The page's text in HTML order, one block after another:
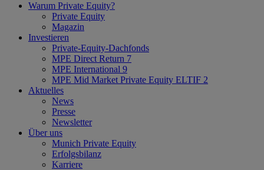
Warum Private Equity?
Private Equity
Magazin
Investieren
Private-Equity-Dachfonds
MPE Direct Return 7
MPE International 9
MPE Mid Market Private Equity ELTIF 2
Aktuelles
News
Presse
Newsletter
Über uns
Munich Private Equity
Erfolgsbilanz
Karriere